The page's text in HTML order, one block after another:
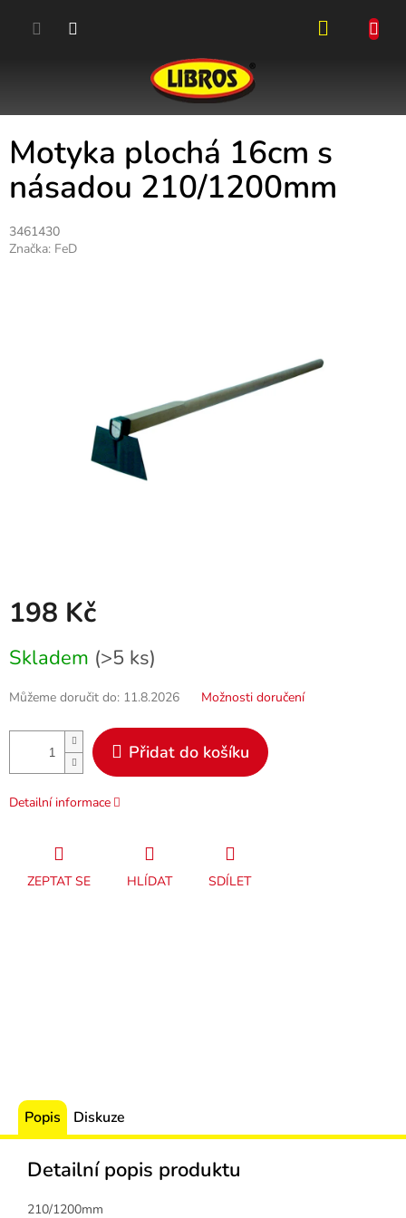
Motyka plochá 16cm s
násadou 210/1200mm
3461430
Značka: FeD
198 Kč
cena:
Skladem (>5 ks)
Můžeme doručit do: 11.8.2026 Možnosti doručení
Přidat do košíku
Detailní informace
ZEPTAT SE HLÍDAT SDÍLET
Popis Diskuze
Detailní popis produktu
210/1200mm